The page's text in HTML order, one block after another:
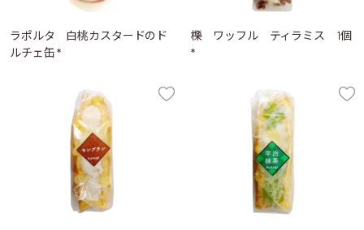
ラポルタ 白桃カスタードのド
ルチェ缶 *
櫟 ワッフル ティラミス 1個
*